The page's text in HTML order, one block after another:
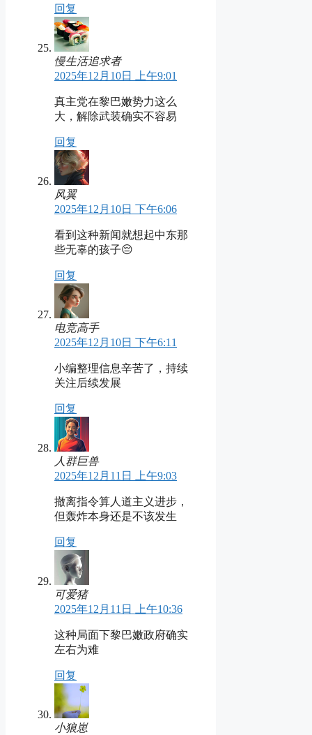
回复
慢生活追求者
2025年12月10日 上午9:01
真主党在黎巴嫩势力这么
大，解除武装确实不容易
回复
风翼
2025年12月10日 下午6:06
看到这种新闻就想起中东那
些无辜的孩子😔
回复
电竞高手
2025年12月10日 下午6:11
小编整理信息辛苦了，持续
关注后续发展
回复
人群巨兽
2025年12月11日 上午9:03
撤离指令算人道主义进步，
但轰炸本身还是不该发生
回复
可爱猪
2025年12月11日 上午10:36
这种局面下黎巴嫩政府确实
左右为难
回复
小狼崽